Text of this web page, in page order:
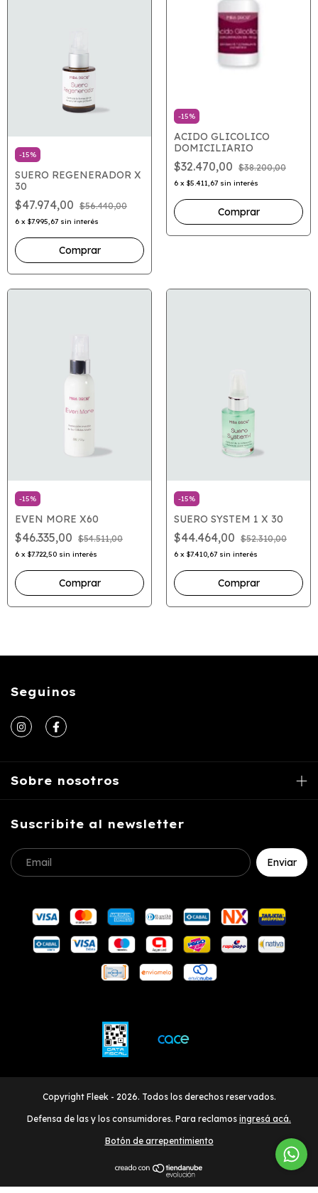
-15%
SUERO REGENERADOR X
30
$47.974,00 $56.440,00
6 x $7.995,67 sin interés
-15%
ACIDO GLICOLICO
DOMICILIARIO
$32.470,00 $38.200,00
6 x $5.411,67 sin interés
-15%
EVEN MORE X60
$46.335,00 $54.511,00
6 x $7.722,50 sin interés
-15%
SUERO SYSTEM 1 X 30
$44.464,00 $52.310,00
6 x $7.410,67 sin interés
Seguinos
Sobre nosotros
Suscribite al newsletter
Copyright Fleek - 2026. Todos los derechos reservados.
Defensa de las y los consumidores. Para reclamos ingresá acá.
Botón de arrepentimiento